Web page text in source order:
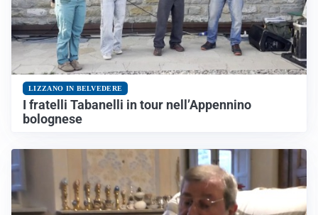
LIZZANO IN BELVEDERE
I fratelli Tabanelli in tour nell’Appennino
bolognese